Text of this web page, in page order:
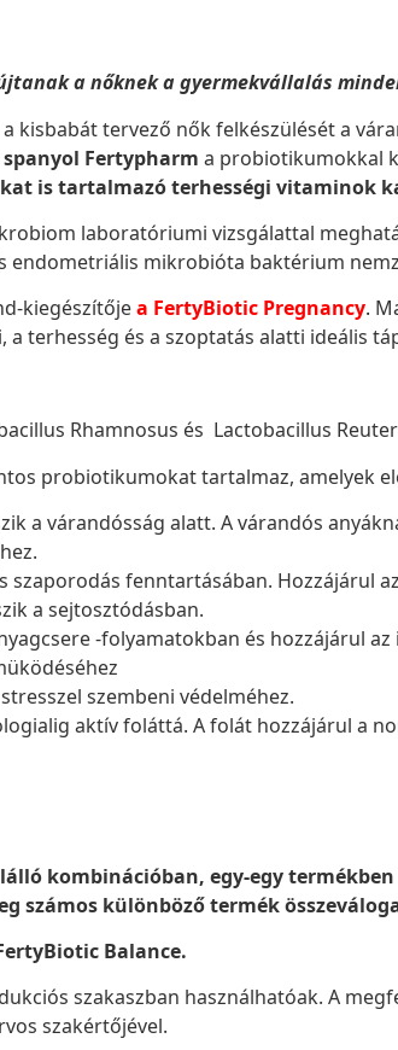
a nőknek a gyermekvállalás
kisbabát tervező nők felkészülését a
Fertypharm a probiotikumokkal
is tartalmazó terhességi vitaminok
laboratóriumi vizsgálattal
mikrobióta baktérium
kiegészítőjea FertyBiotic Pregnancy.
terhesség és a szoptatás alatti ideális
Rhamnosus és Lactobacillus
probiotikumokat tartalmaz, amelyek
a várandósság alatt. A várandós
szaporodás fenntartásában. Hozzájárul
a sejtosztódásban.
-folyamatokban és hozzájárul
szembeni védelméhez.
aktív foláttá. A folát hozzájárul a
kombinációban, egy-egy
számos különböző termék
Balance.
szakaszban használhatóak. A
szakértőjével.